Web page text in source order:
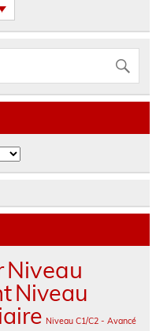
Niveau
Niveau
Niveau C1/C2 - Avancé